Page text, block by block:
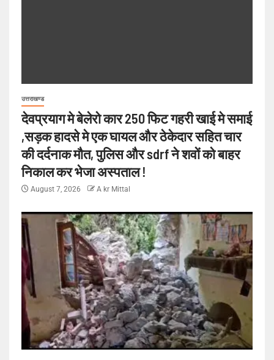
उत्तराखण्ड
देवप्रयाग मे बेलेरो कार 250 फिट गहरी खाई मे समाई
,सड़क हादसे मे एक घायल और ठेकेदार सहित चार
की दर्दनाक मौत, पुलिस और sdrf ने शवों को बाहर
निकाल कर भेजा अस्पताल !
August 7, 2026 A kr Mittal